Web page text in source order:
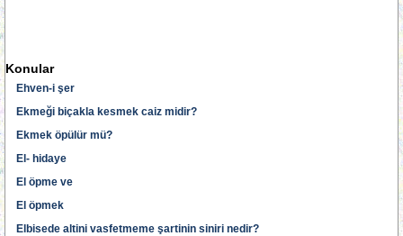
Konular
Ehven-i şer
Ekmeği biçakla kesmek caiz midir?
Ekmek öpülür mü?
El- hidaye
El öpme ve
El öpmek
Elbisede altini vasfetmeme şartinin siniri nedir?